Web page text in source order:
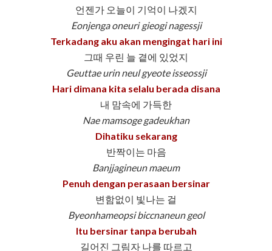
언젠가 오늘이 기억이 나겠지
Eonjenga oneuri gieogi nagessji
Terkadang aku akan mengingat hari ini
그때 우린 늘 곁에 있었지
Geuttae urin neul gyeote isseossji
Hari dimana kita selalu berada disana
내 맘속에 가득한
Nae mamsoge gadeukhan
Dihatiku sekarang
반짝이는 마음
Banjjagineun maeum
Penuh dengan perasaan bersinar
변함없이 빛나는 걸
Byeonhameopsi biccnaneun geol
Itu bersinar tanpa berubah
길어진 그림자 나를 따르고